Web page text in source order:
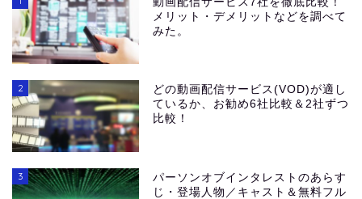
メリット・デメリットなどを調べて
みた。
2
どの動画配信サービス(VOD)が適し
ているか、お勧め6社比較＆2社ずつ
比較！
3
パーソンオブインタレストのあらす
じ・登場人物／キャスト＆無料フル